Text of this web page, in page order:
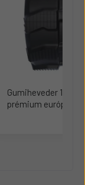
Gumiheveder
prémium európai